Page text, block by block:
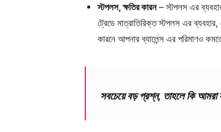
স্টপলস, ক্ষতির কারন– স্টপলস এর
ট্রেডে মাত্রাতিরিক্ত স্টপলস এর
কারনে আপনার ব্যালেন্স এর পরিমাণও
সবচেয়ে বড় প্রশ্ন, তাহলে কি